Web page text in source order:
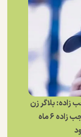
زاده: بلاگر زن
طعمه کشاندن مداح به قرار مرگ/ رجب زاده ۶ ماه